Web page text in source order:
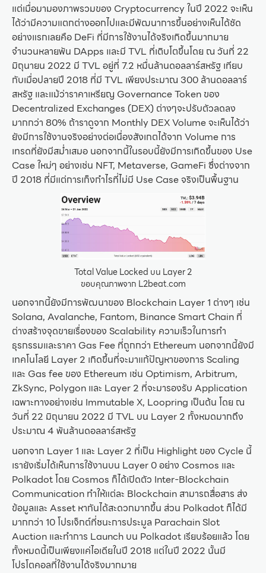
แต่เมื่อมามองภาพรวมของ Cryptocurrency ในปี 2022 จะเห็น
ได้ว่ามีความแตกต่างออกไปและมีพัฒนาการขึ้นอย่างเห็นได้ชัด
อย่างแรกเลยคือ DeFi ที่มีการใช้งานได้จริงเกิดขึ้นมากมาย
จำนวนหลายพัน DApps และมี TVL ที่เติบโตขึ้นโดย ณ วันที่ 22
มิถุนายน 2022 มี TVL อยู่ที่ 7.2 หมื่นล้านดอลลาร์สหรัฐ เทียบ
กับเมื่อปลายปี 2018 ที่มี TVL เพียงประมาณ 300 ล้านดอลลาร์
สหรัฐ และแม้ว่าราคาเหรียญ Governance Token ของ
Decentralized Exchanges (DEX) ต่างๆจะปรับตัวลดลง
มากกว่า 80% ถ้าราดูจาก Monthly DEX Volume จะเห็นได้ว่า
ยังมีการใช้งานจริงอย่างต่อเนื่องสังเกตได้จาก Volume การ
เทรดที่ยังมีสม่ำเสมอ นอกจากนี้ในรอบนี้ยังมีการเกิดขึ้นของ Use
Case ใหม่ๆ อย่างเช่น NFT, Metaverse, GameFi ซึ่งต่างจาก
ปี 2018 ที่มีแต่การเก็งกำไรที่ไม่มี Use Case จริงเป็นพื้นฐาน
Total Value Locked บน Layer 2
ขอบคุณภาพจาก L2beat.com
นอกจากนี้ยังมีการพัฒนาของ Blockchain Layer 1 ต่างๆ เช่น
Solana, Avalanche, Fantom, Binance Smart Chain ที่
ต่างสร้างจุดขายเรื่องของ Scalability ความเร็วในการทำ
ธุรกรรมและราคา Gas Fee ที่ถูกกว่า Ethereum นอกจากนี้ยังมี
เทคโนโลยี Layer 2 เกิดขึ้นที่จะมาแก้ปัญหาของการ Scaling
และ Gas fee ของ Ethereum เช่น Optimism, Arbitrum,
ZkSync, Polygon และ Layer 2 ที่จะมารองรับ Application
เฉพาะทางอย่างเช่น Immutable X, Loopring เป็นต้น โดย ณ
วันที่ 22 มิถุนายน 2022 มี TVL บน Layer 2 ทั้งหมดมากถึง
ประมาณ 4 พันล้านดอลลาร์สหรัฐ
นอกจาก Layer 1 และ Layer 2 ที่เป็น Highlight ของ Cycle นี้
เรายังเริ่มได้เห็นการใช้งานบน Layer 0 อย่าง Cosmos และ
Polkadot โดย Cosmos ก็ได้เปิดตัว Inter-Blockchain
Communication ทำให้แต่ละ Blockchain สามารถสื่อสาร ส่ง
ข้อมูลและ Asset หากันได้สะดวกมากขึ้น ส่วน Polkadot ก็ได้มี
มากกว่า 10 โปรเจ็กต์ที่ชนะการประมูล Parachain Slot
Auction และทำการ Launch บน Polkadot เรียบร้อยแล้ว โดย
ทั้งหมดนี้เป็นเพียงแค่ไอเดียในปี 2018 แต่ในปี 2022 นั้นมี
โปรโตคอลที่ใช้งานได้จริงมากมาย